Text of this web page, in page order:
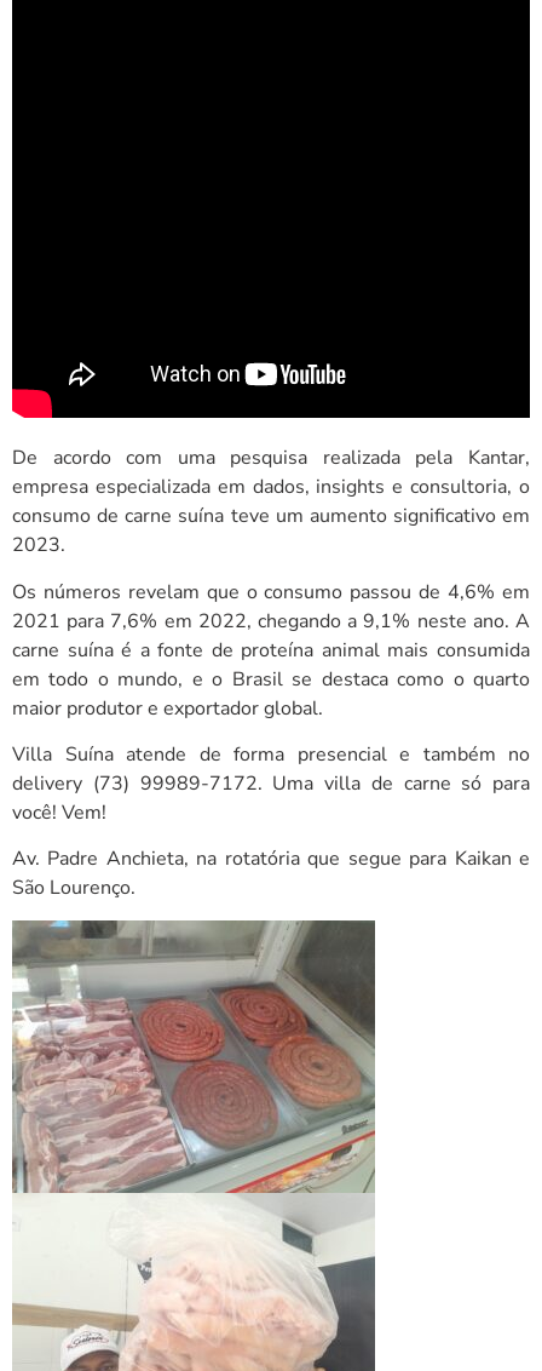
De acordo com uma pesquisa realizada pela Kantar,
empresa especializada em dados, insights e consultoria, o
consumo de carne suína teve um aumento significativo em
2023.
Os números revelam que o consumo passou de 4,6% em
2021 para 7,6% em 2022, chegando a 9,1% neste ano. A
carne suína é a fonte de proteína animal mais consumida
em todo o mundo, e o Brasil se destaca como o quarto
maior produtor e exportador global.
Villa Suína atende de forma presencial e também no
delivery (73) 99989-7172. Uma villa de carne só para
você! Vem!
Av. Padre Anchieta, na rotatória que segue para Kaikan e
São Lourenço.